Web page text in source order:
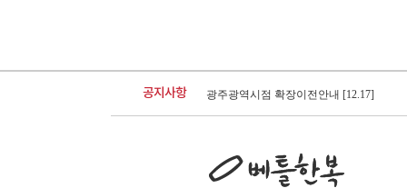
공지사항
26년 8월 매장운영안내 [07.21]
26년 7월 매장운영안내 [06.22]
광주광역시점 확장이전안내 [12.17]
베스트리워드 선정자 발표 [07.18]
베틀한복 매장운영시간 변경안내 [12.26]